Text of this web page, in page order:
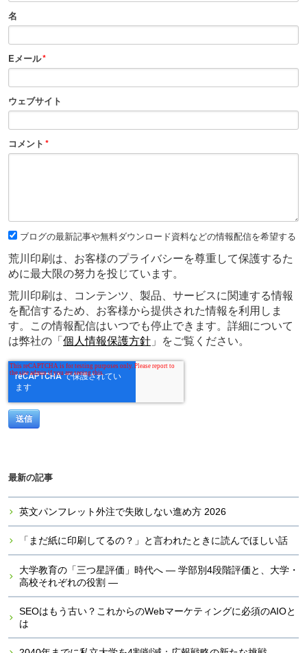
名
Eメール*
ウェブサイト
コメント *
ブログの最新記事や無料ダウンロード資料などの情報配信を希望する
荒川印刷は、お客様のプライバシーを尊重して保護するた
めに最大限の努力を投じています。
荒川印刷は、コンテンツ、製品、サービスに関連する情報
を配信するため、お客様から提供された情報を利用しま
す。この情報配信はいつでも停止できます。詳細について
は弊社の「個人情報保護方針 」をご覧ください。
最新の記事
英文パンフレット外注で失敗しない進め方 2026
「まだ紙に印刷してるの？」と言われたときに読んでほしい話
大学教育の「三つ星評価」時代へ ― 学部別4段階評価と、大学・
高校それぞれの役割 ―
SEOはもう古い？これからのWebマーケティングに必須のAIOと
は